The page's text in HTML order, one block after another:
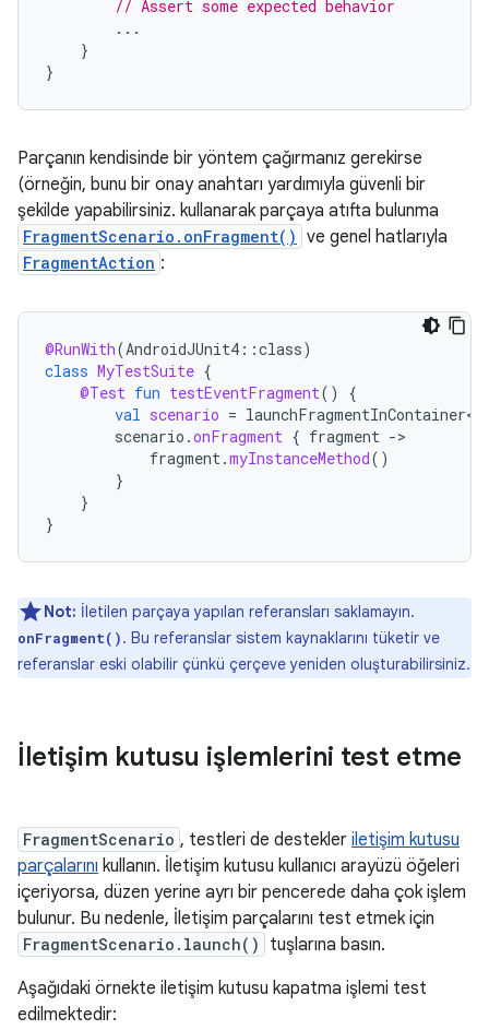
// Assert some expected behavior
...
}
}
Parçanın kendisinde bir yöntem çağırmanız gerekirse
(örneğin, bunu bir onay anahtarı yardımıyla güvenli bir
şekilde yapabilirsiniz. kullanarak parçaya atıfta bulunma
FragmentScenario.onFragment() ve genel hatlarıyla
FragmentAction :
@RunWith(AndroidJUnit4 ::class)
class MyTestSuite {
@Test fun testEventFragment()
{
val scenario =
scenario .onFragment { fragment -
fragment.myInstanceMethod()
}
}
}
Not: İletilen parçaya yapılan referansları saklamayın.
onFragment(). Bu referanslar sistem kaynaklarını tüketir ve
referanslar eski olabilir çünkü çerçeve yeniden oluşturabilirsiniz.
İletişim kutusu işlemlerini test etme
FragmentScenario , testleri de destekler iletişim kutusu
parçalarını kullanın. İletişim kutusu kullanıcı arayüzü öğeleri
içeriyorsa, düzen yerine ayrı bir pencerede daha çok işlem
bulunur. Bu nedenle, İletişim parçalarını test etmek için
FragmentScenario.launch()
tuşlarına basın.
Aşağıdaki örnekte iletişim kutusu kapatma işlemi test
edilmektedir: